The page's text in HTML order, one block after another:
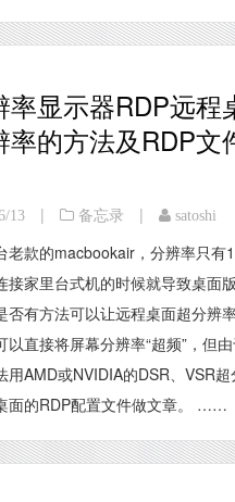
率显示器RDP远程
率的方法及RDP文
13 | 备忘录 | satoshi
老款的macbookair，分辨率只有
接家里台式机的时候就导致桌面
否有方法可以让远程桌面超分辨
以直接将屏幕分辨率“超频”，但
用AMD或NVIDIA的DSR、VSR
面的RDP配置文件做文章。 ……